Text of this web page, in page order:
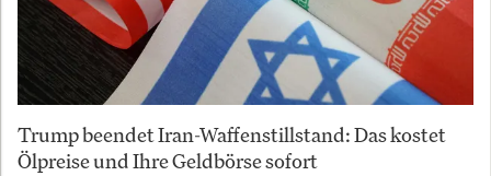
Trump beendet Iran-Waffenstillstand: Das kostet
Ölpreise und Ihre Geldbörse sofort